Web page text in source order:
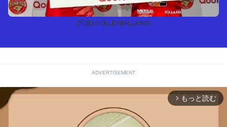
[写真]=VOLLEYBALLKING
ADVERTISEMENT
arrow_forward_ios もっと読む